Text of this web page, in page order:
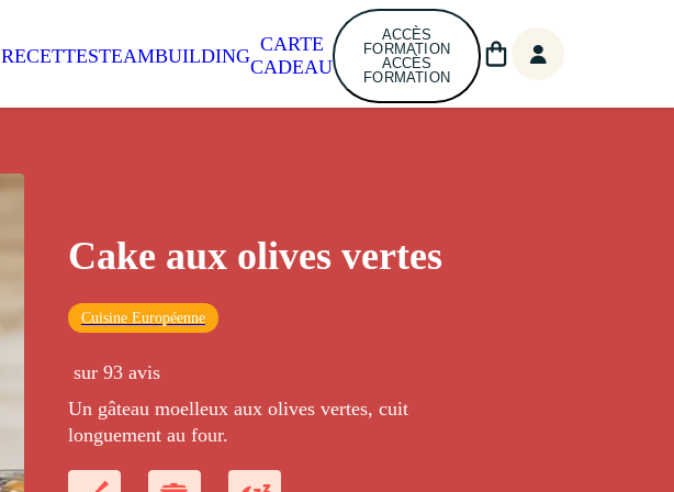
RECETTESTEAMBUILDING
CARTE
CADEAU
ACCÈS
FORMATION
ACCÈS
FORMATION
Cake aux olives vertes
Cuisine Européenne
sur 93 avis
Un gâteau moelleux aux olives vertes, cuit
longuement au four.